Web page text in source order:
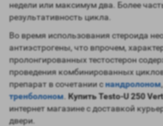
недели или максимум два. Более
результативность цикла.
Во время использования стероида
антиэстрогены, что впрочем,
пролонгированных тестостерон
проведения комбинированных
препарат в сочетании снандролоном,
тренболоном Купить Testo-U 250
интернет магазине с доставкой
двери.